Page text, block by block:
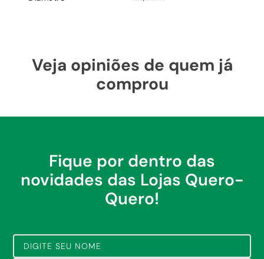
Veja opiniões de quem já
comprou
Fique por dentro das
novidades das Lojas Quero-
Quero!